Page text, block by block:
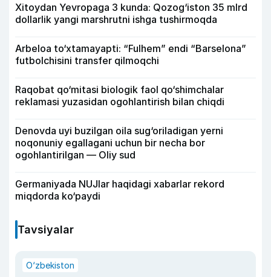
Xitoydan Yevropaga 3 kunda: Qozog‘iston 35 mlrd
dollarlik yangi marshrutni ishga tushirmoqda
Arbeloa to‘xtamayapti: “Fulhem” endi “Barselona”
futbolchisini transfer qilmoqchi
Raqobat qo‘mitasi biologik faol qo‘shimchalar
reklamasi yuzasidan ogohlantirish bilan chiqdi
Denovda uyi buzilgan oila sug‘oriladigan yerni
noqonuniy egallagani uchun bir necha bor
ogohlantirilgan — Oliy sud
Germaniyada NUJlar haqidagi xabarlar rekord
miqdorda ko‘paydi
Tavsiyalar
O‘zbekiston